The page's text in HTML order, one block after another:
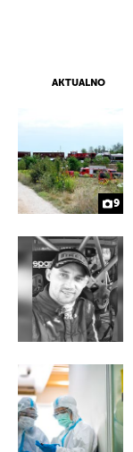
AKTUALNO
9